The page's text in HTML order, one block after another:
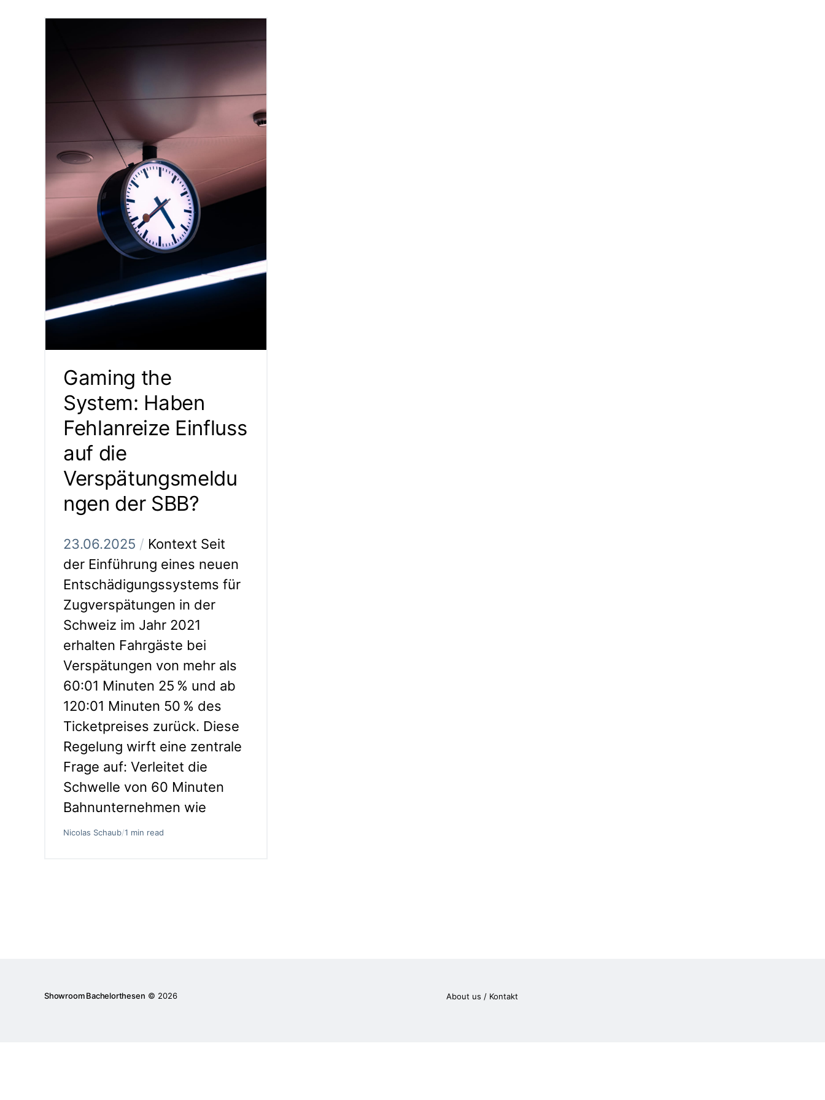
Gaming the
System: Haben
Fehlanreize Einfluss
auf die
Verspätungsmeldu
ngen der SBB?
23.06.2025 / Kontext Seit
der Einführung eines neuen
Entschädigungssystems für
Zugverspätungen in der
Schweiz im Jahr 2021
erhalten Fahrgäste bei
Verspätungen von mehr als
60:01 Minuten 25 % und ab
120:01 Minuten 50 % des
Ticketpreises zurück. Diese
Regelung wirft eine zentrale
Frage auf: Verleitet die
Schwelle von 60 Minuten
Bahnunternehmen wie
Nicolas Schaub/1 min read
Showroom Bachelorthesen © 2026 About us / Kontakt